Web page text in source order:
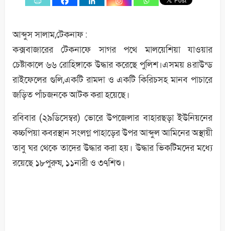
আব্দুস সালাম,টেকনাফ :
কক্সবাজারের টেকনাফে সাগর পথে মালয়েশিয়া যাওয়ার
চেষ্টাকালে ৬৬ রোহিঙ্গাকে উদ্ধার করেছে পুলিশ।এসময় ৪রাউন্ড
রাইফেলের গুলি,একটি রামদা ও একটি কিরিচসহ মানব পাচারে
জড়িত পাঁচজনকে আটক করা হয়েছে।
রবিবার (২৯ডিসেম্বর) ভোরে উপজেলার বাহারছড়া ইউনিয়নের
কচ্চপিয়া কবরস্থান সংলগ্ন পাহাড়ের উপর আব্দুল আমিনের অস্থায়ী
তাবু ঘর থেকে তাদের উদ্ধার করা হয়। উদ্ধার ভিকটিমদের মধ্যে
রয়েছে ১৮পুরুষ, ১১নারী ও ৩৭শিশু।